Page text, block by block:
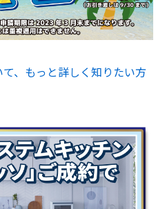
、もっと詳しく知りたい方